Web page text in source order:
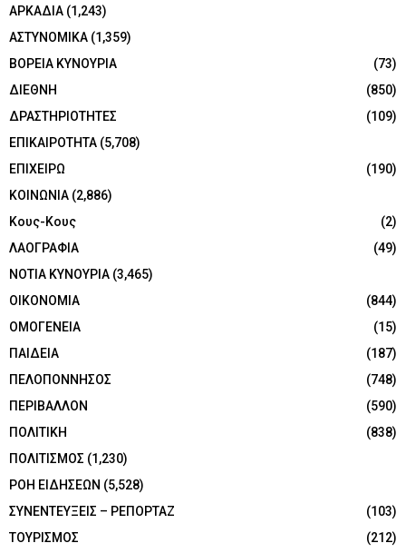
ΑΡΚΑΔΙΑ (1,243)
ΑΣΤΥΝΟΜΙΚΑ (1,359)
ΒΟΡΕΙΑ ΚΥΝΟΥΡΙΑ
(73)
ΔΙΕΘΝΗ
(850)
ΔΡΑΣΤΗΡΙΟΤΗΤΕΣ
(109)
ΕΠΙΚΑΙΡΟΤΗΤΑ (5,708)
ΕΠΙΧΕΙΡΩ
(190)
ΚΟΙΝΩΝΙΑ (2,886)
Κους-Κους
(2)
ΛΑΟΓΡΑΦΙΑ
(49)
ΝΟΤΙΑ ΚΥΝΟΥΡΙΑ (3,465)
ΟΙΚΟΝΟΜΙΑ
(844)
ΟΜΟΓΕΝΕΙΑ
(15)
ΠΑΙΔΕΙΑ
(187)
ΠΕΛΟΠΟΝΝΗΣΟΣ
(748)
ΠΕΡΙΒΑΛΛΟΝ
(590)
ΠΟΛΙΤΙΚΗ
(838)
ΠΟΛΙΤΙΣΜΟΣ (1,230)
ΡΟΗ ΕΙΔΗΣΕΩΝ (5,528)
ΣΥΝΕΝΤΕΥΞΕΙΣ – ΡΕΠΟΡΤΑΖ
(103)
ΤΟΥΡΙΣΜΟΣ
(212)